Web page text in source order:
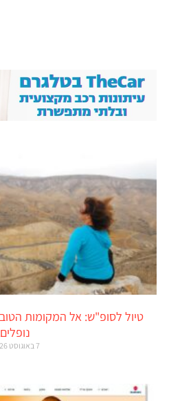
טיול לסופ"ש: אל המקומות
נופלים
7 באוגוסט 2026